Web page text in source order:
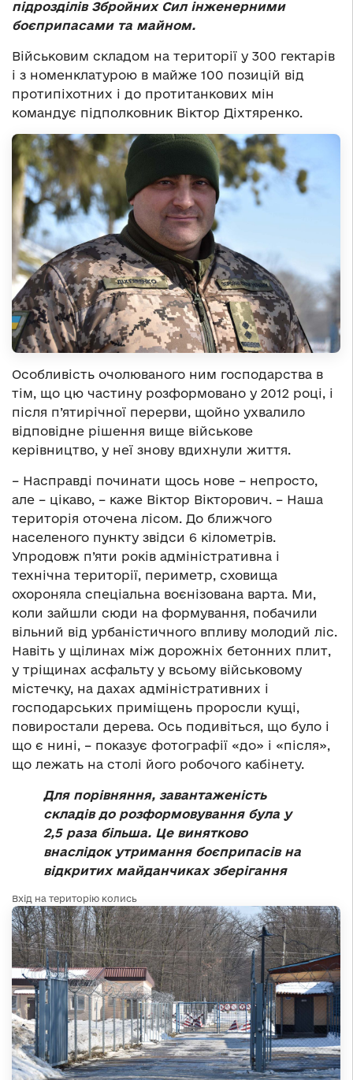
підрозділів Збройних Сил інженерними
боєприпасами та майном.
Військовим складом на території у 300 гектарів
і з номенклатурою в майже 100 позицій від
протипіхотних і до протитанкових мін
командує підполковник Віктор Діхтяренко.
Особливість очолюваного ним господарства в
тім, що цю частину розформовано у 2012 році, і
після п’ятирічної перерви, щойно ухвалило
відповідне рішення вище військове
керівництво, у неї знову вдихнули життя.
– Насправді починати щось нове – непросто,
але – цікаво, – каже Віктор Вікторович. – Наша
територія оточена лісом. До ближчого
населеного пункту звідси 6 кілометрів.
Упродовж п’яти років адміністративна і
технічна території, периметр, сховища
охороняла спеціальна воєнізована варта. Ми,
коли зайшли сюди на формування, побачили
вільний від урбаністичного впливу молодий ліс.
Навіть у щілинах між дорожніх бетонних плит,
у тріщинах асфальту у всьому військовому
містечку, на дахах адміністративних і
господарських приміщень проросли кущі,
повиростали дерева. Ось подивіться, що було і
що є нині, – показує фотографії «до» і «після»,
що лежать на столі його робочого кабінету.
Для порівняння, завантаженість
складів до розформовування була у
2,5 раза більша. Це винятково
внаслідок утримання боєприпасів на
відкритих майданчиках зберігання
Вхід на територію колись